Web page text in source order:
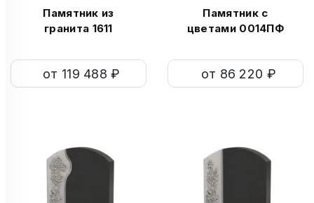
Памятник из
гранита 1611
от 119 488 ₽
Памятник с
цветами 0014ПФ
от 86 220 ₽